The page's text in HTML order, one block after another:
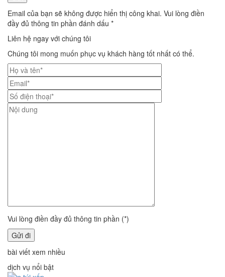
Email của bạn sẽ không được hiển thị công khai. Vui lòng điền
đầy đủ thông tin phần đánh dấu *
Liên hệ ngay với chúng tôi
Chúng tôi mong muốn phục vụ khách hàng tốt nhất có thể.
Vui lòng điền đầy đủ thông tin phần (*)
bài viết xem nhiều
dịch vụ nổi bật